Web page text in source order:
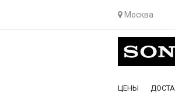
Москва
ЦЕНЫ